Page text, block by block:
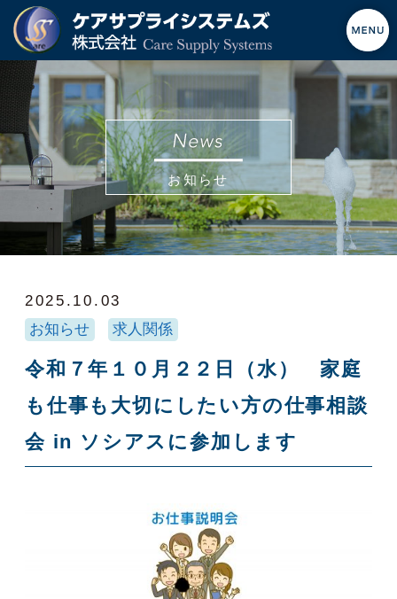
お知らせ
2025.10.03
お知らせ
求人関係
令和７年１０月２２日（水） 家庭
も仕事も大切にしたい方の仕事相談
会 in ソシアスに参加します